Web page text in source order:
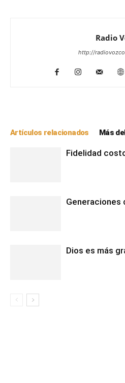
Radio
http://
Artículos relacionados Más
Fidelidad
Generaciones
Dios es más